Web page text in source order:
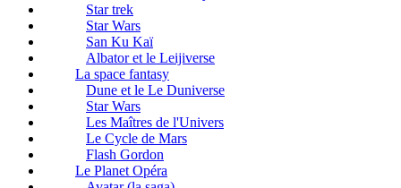
Star trek
Star Wars
San Ku Kaï
Albator et le Leijiverse
La space fantasy
Dune et le Le Duniverse
Star Wars
Les Maîtres de l'Univers
Le Cycle de Mars
Flash Gordon
Le Planet Opéra